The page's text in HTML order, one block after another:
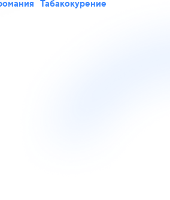
Табакокурение